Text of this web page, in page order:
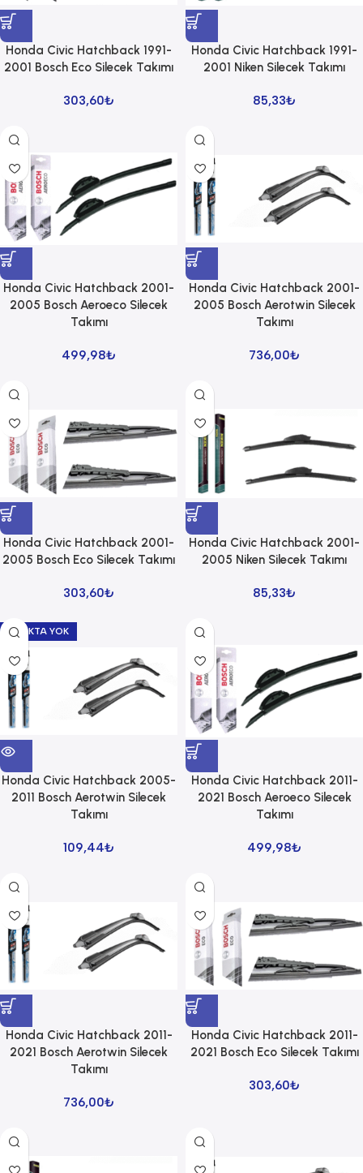
Honda Civic Hatchback 1991-
2001 Bosch Eco Silecek Takımı
303,60₺
Honda Civic Hatchback 1991-
2001 Niken Silecek Takımı
85,33₺
Honda Civic Hatchback 2001-
2005 Bosch Aeroeco Silecek
Takımı
499,98₺
Honda Civic Hatchback 2001-
2005 Bosch Aerotwin Silecek
Takımı
736,00₺
Honda Civic Hatchback 2001-
2005 Bosch Eco Silecek Takımı
303,60₺
Honda Civic Hatchback 2001-
2005 Niken Silecek Takımı
85,33₺
STOKTA YOK
Honda Civic Hatchback 2005-
2011 Bosch Aerotwin Silecek
Takımı
109,44₺
Honda Civic Hatchback 2011-
2021 Bosch Aeroeco Silecek
Takımı
499,98₺
Honda Civic Hatchback 2011-
2021 Bosch Aerotwin Silecek
Takımı
736,00₺
Honda Civic Hatchback 2011-
2021 Bosch Eco Silecek Takımı
303,60₺